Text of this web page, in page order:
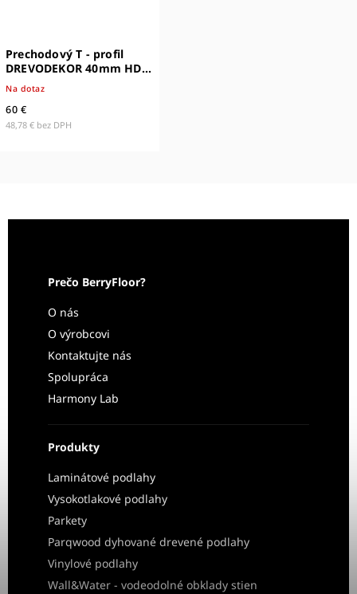
Prechodový T - profil
DREVODEKOR 40mm HDF
(100% zhodná s dekórom)
Na dotaz
48,78 € bez DPH
60 €
Prečo BerryFloor?
O nás
O výrobcovi
Kontaktujte nás
Spolupráca
Harmony Lab
Produkty
Laminátové podlahy
Vysokotlakové podlahy
Parkety
Parqwood dyhované drevené podlahy
Vinylové podlahy
Wall&Water - vodeodolné obklady stien